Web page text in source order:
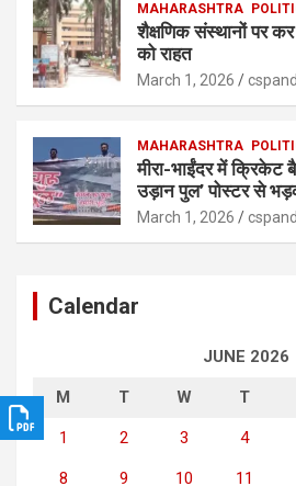
MAHARASHTRA
शैक्षणिक संस्थानों पर कर
को राहत
March 1, 2026
MAHARASHTRA
मीरा-भाईंदर में क्रिकेट
उड़ान पुल’ पोस्टर से
March 1, 2026
Calendar
JUNE 2026
M T W T
1 2 3 4
8 9 10 11